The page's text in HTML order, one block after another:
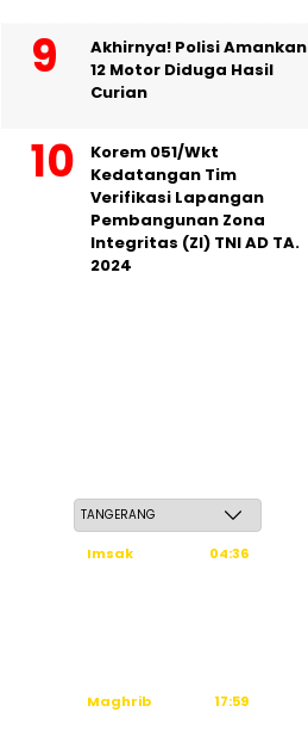
Akhirnya! Polisi Amankan
12 Motor Diduga Hasil
Curian
Korem 051/Wkt
Kedatangan Tim
Verifikasi Lapangan
Pembangunan Zona
Integritas (ZI) TNI AD TA.
2024
Imsak
04:36
Maghrib
17:59